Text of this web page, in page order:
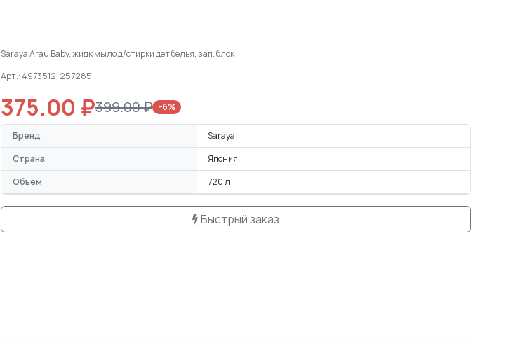
Saraya Arau Baby, жидк мыло д/стирки дет белья, зап. блок
Арт.: 4973512-257285
375.00 ₽399.00 ₽ −6%
Бренд
Saraya
Страна
Япония
Объём
720 л
Быстрый заказ